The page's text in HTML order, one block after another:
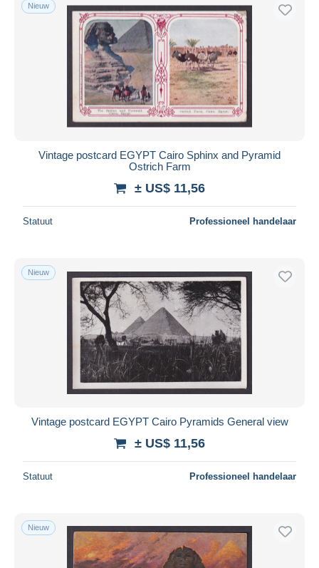
Nieuw
Vintage postcard EGYPT Cairo Sphinx and Pyramid
Ostrich Farm
± US$ 11,56
Statuut Professioneel handelaar
Nieuw
Vintage postcard EGYPT Cairo Pyramids General view
± US$ 11,56
Statuut Professioneel handelaar
Nieuw